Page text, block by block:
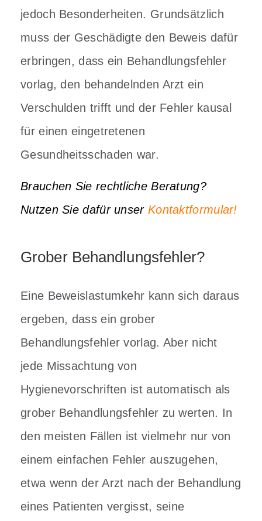
jedoch Besonderheiten. Grundsätzlich
muss der Geschädigte den Beweis dafür
erbringen, dass ein Behandlungsfehler
vorlag, den behandelnden Arzt ein
Verschulden trifft und der Fehler kausal
für einen eingetretenen
Gesundheitsschaden war.
Brauchen Sie rechtliche Beratung?
Nutzen Sie dafür unser Kontaktformular!
Grober Behandlungsfehler?
Eine Beweislastumkehr kann sich daraus
ergeben, dass ein grober
Behandlungsfehler vorlag. Aber nicht
jede Missachtung von
Hygienevorschriften ist automatisch als
grober Behandlungsfehler zu werten. In
den meisten Fällen ist vielmehr nur von
einem einfachen Fehler auszugehen,
etwa wenn der Arzt nach der Behandlung
eines Patienten vergisst, seine